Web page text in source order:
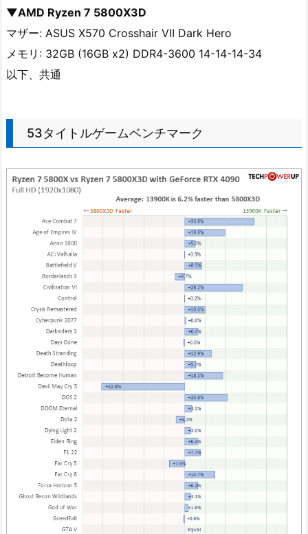
▼AMD Ryzen 7 5800X3D
マザー: ASUS X570 Crosshair VII Dark Hero
メモリ: 32GB (16GB x2) DDR4-3600 14-14-14-34
以下、共通
53タイトルゲームベンチマーク